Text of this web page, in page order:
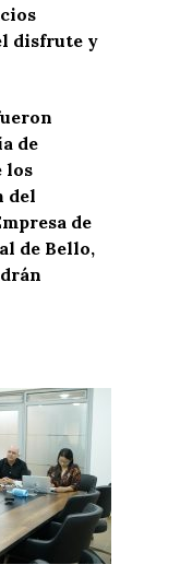
disfrute y
de
los
del
de
de Bello,